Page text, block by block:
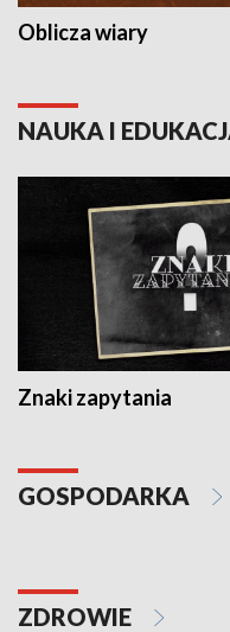
Oblicza wiary
NAUKA I
Znaki zapytania
GOSPODARKA
ZDROWIE